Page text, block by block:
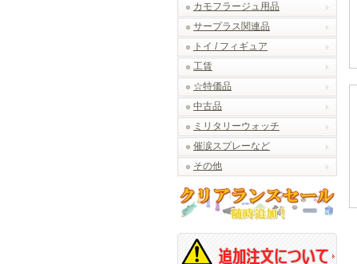
カモフラージュ用品
サープラス関連品
トイ / フィギュア
工賃
☆特価品
中古品
ミリタリーウォッチ
催涙スプレーなど
その他